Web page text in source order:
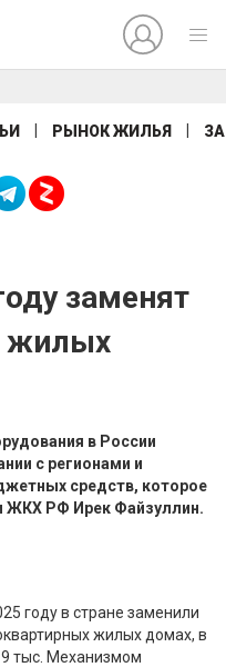
РЫНОК ЖИЛЬЯ
заменят
жилых
в России
с регионами и
средств, которое
ЖКХ РФ Ирек Файзуллин.
году в стране заменили
жилых домах, в
тыс. Механизмом